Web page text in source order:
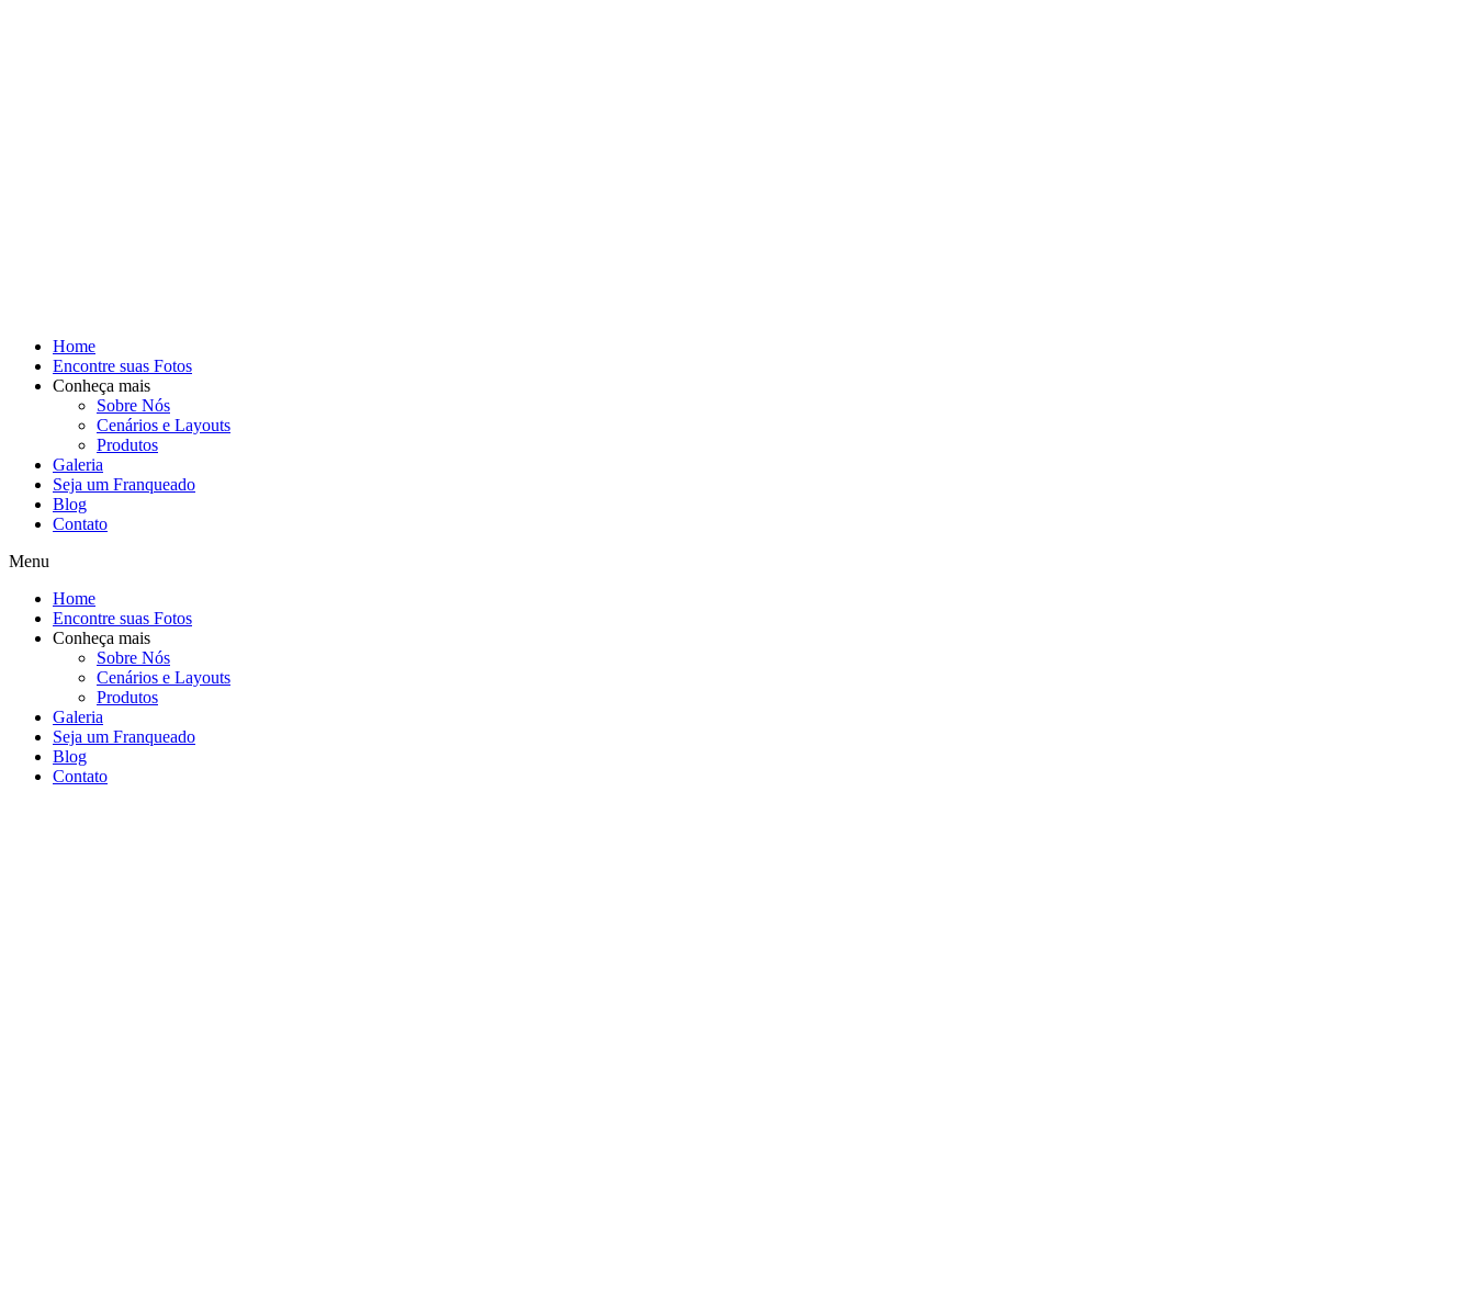
Home
Encontre suas Fotos
Conheça mais
Sobre Nós
Cenários e Layouts
Produtos
Galeria
Seja um Franqueado
Blog
Contato
Menu
Home
Encontre suas Fotos
Conheça mais
Sobre Nós
Cenários e Layouts
Produtos
Galeria
Seja um Franqueado
Blog
Contato